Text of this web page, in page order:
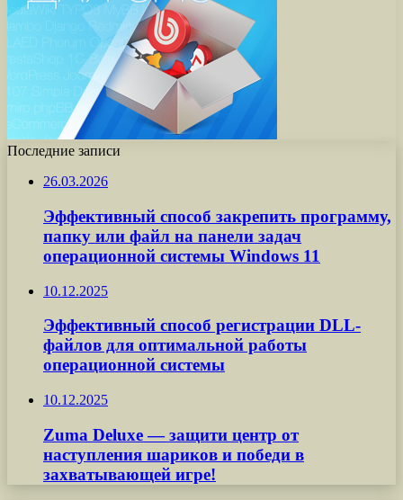
Последние записи
26.03.2026
Эффективный способ закрепить программу,
папку или файл на панели задач
операционной системы Windows 11
10.12.2025
Эффективный способ регистрации DLL-
файлов для оптимальной работы
операционной системы
10.12.2025
Zuma Deluxe — защити центр от
наступления шариков и победи в
захватывающей игре!